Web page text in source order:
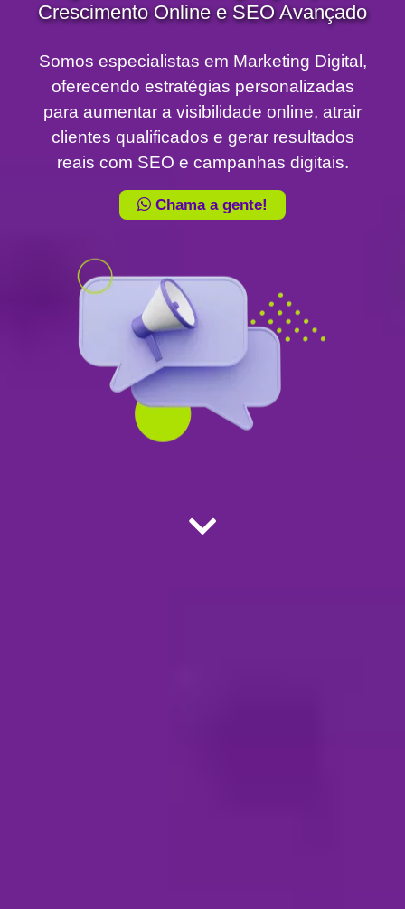
Crescimento Online e SEO Avançado
Somos especialistas em Marketing Digital,
oferecendo estratégias personalizadas
para aumentar a visibilidade online, atrair
clientes qualificados e gerar resultados
reais com SEO e campanhas digitais.
Chama a gente!